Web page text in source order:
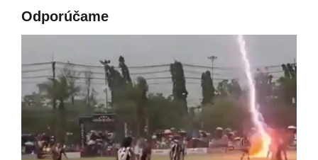
Odporúčame